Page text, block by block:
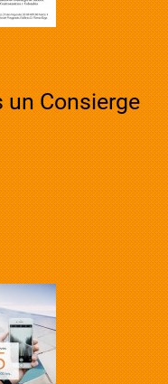
un Consierge